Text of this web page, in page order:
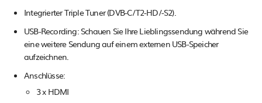
Integrierter Triple Tuner (DVB-C/T2-HD/-S2).
USB-Recording: Schauen Sie Ihre Lieblingssendung während Sie
eine weitere Sendung auf einem externen USB-Speicher
aufzeichnen.
Anschlüsse:
3 x HDMI